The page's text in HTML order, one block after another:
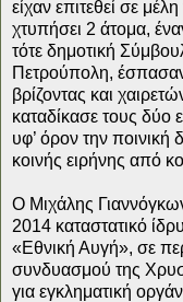
είχαν επιτεθεί σε
χτυπήσει 2 άτομα,
τότε δημοτική
Πετρούπολη,
βρίζοντας και
καταδίκασε τους δύο
υφ’ όρον την ποινική
κοινής ειρήνης από
Ο Μιχάλης
2014 καταστατικό
«Εθνική Αυγή», σε
συνδυασμού της
για εγκληματική